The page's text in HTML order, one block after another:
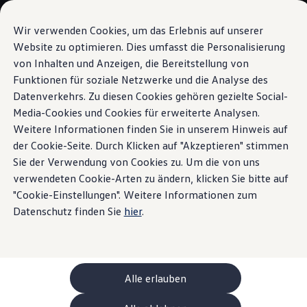
Wir verwenden Cookies, um das Erlebnis auf unserer
Website zu optimieren. Dies umfasst die Personalisierung
von Inhalten und Anzeigen, die Bereitstellung von
Funktionen für soziale Netzwerke und die Analyse des
Datenverkehrs. Zu diesen Cookies gehören gezielte Social-
Media-Cookies und Cookies für erweiterte Analysen.
Weitere Informationen finden Sie in unserem Hinweis auf
der Cookie-Seite. Durch Klicken auf "Akzeptieren" stimmen
Sie der Verwendung von Cookies zu. Um die von uns
verwendeten Cookie-Arten zu ändern, klicken Sie bitte auf
"Cookie-Einstellungen". Weitere Informationen zum
Datenschutz finden Sie hier.
Alle erlauben
Passa al
contenuto
principale
Vai a
piè di
pagina
La sua configurazione
Modelli speciali UNITED
Consulenza e acquisto
Offerte attuali
Clienti aziendali e flotte
Veicoli in pronta consegna
Occasioni
Finanziamento
Calcolatore di leasing
Elettromobilità
Costi e finanziamenti
Ricarica e autonomia
Ricaricare a casa
Ricaricare fuori casa
Ricarica bidirezionale
Soluzione di energia rinnovabile: Helion
ChargeOn
Tecnologia e batteria
Come funziona il sistema di batterie dei
Pacchetti d’equipaggiamenti
Desideri extra? Nessun
problema.